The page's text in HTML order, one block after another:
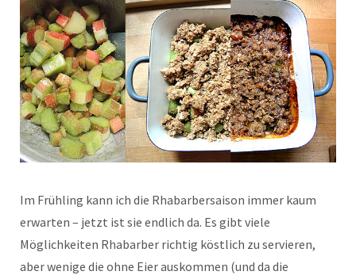
Im Frühling kann ich die Rhabarbersaison immer kaum
erwarten – jetzt ist sie endlich da. Es gibt viele
Möglichkeiten Rhabarber richtig köstlich zu servieren,
aber wenige die ohne Eier auskommen (und da die